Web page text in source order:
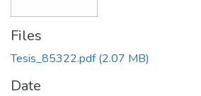
Files
Tesis_85322.pdf(2.07 MB)
Date